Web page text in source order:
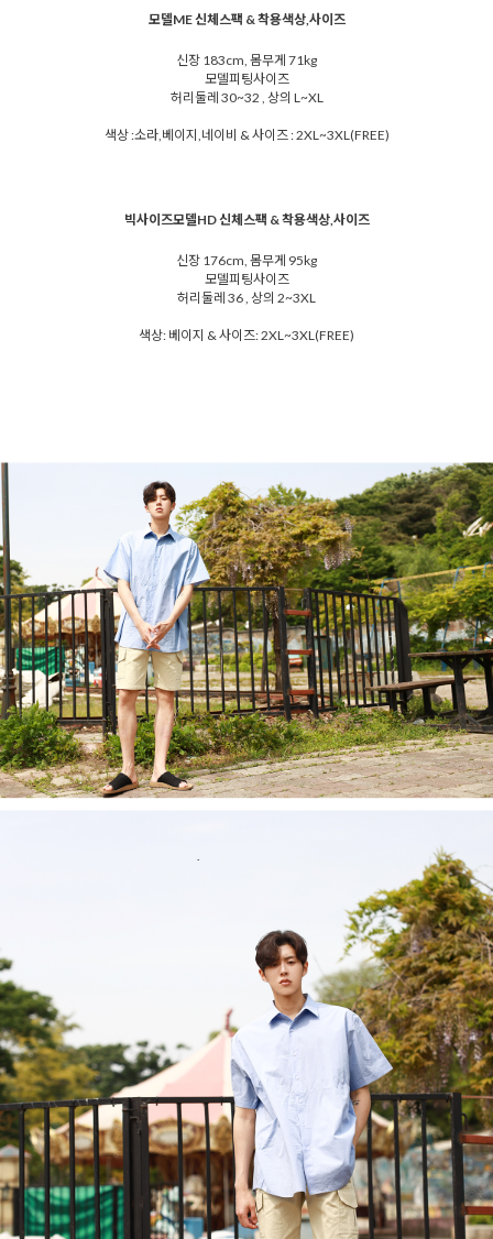
모델ME 신체스팩 & 착용색상,사이즈
신장 183cm, 몸무게 71kg
모델피팅사이즈
허리둘레 30~32 , 상의 L~XL
색상 :소라,베이지,네이비 & 사이즈 : 2XL~3XL(FREE)
빅사이즈모델HD 신체스팩 & 착용색상,사이즈
신장 176cm, 몸무게 95kg
모델피팅사이즈
허리둘레 36 , 상의 2~3XL
색상: 베이지 & 사이즈: 2XL~3XL(FREE)